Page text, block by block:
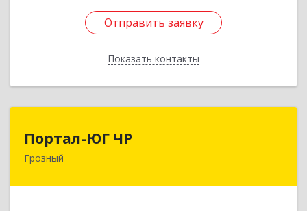
Отправить заявку
Показать контакты
Отправить заявку
Назад
Портал-ЮГ ЧР
Грозный
364906, Чеченская Респ, Грозный г, Путина пр-